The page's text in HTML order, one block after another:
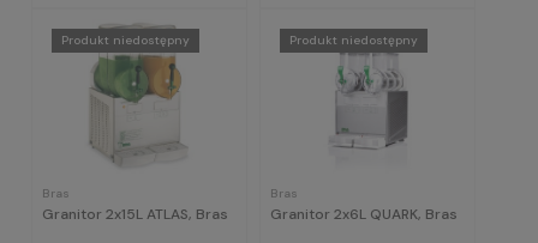
dostępności
Bras
Granitor 2x15L ATLAS, Bras
Produkt niedostępny
Bras
Granitor 2x6L QUARK, Bras
Produkt niedostępny